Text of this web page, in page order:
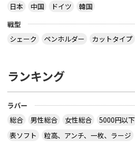
日本
中国 ドイツ
韓国
戦型
シェーク
ペンホルダー カットタイプ
ランキング
ラバー
総合
男性総合 女性総合 5000円以下
表ソフト
粒高、アンチ、一枚、ラージ